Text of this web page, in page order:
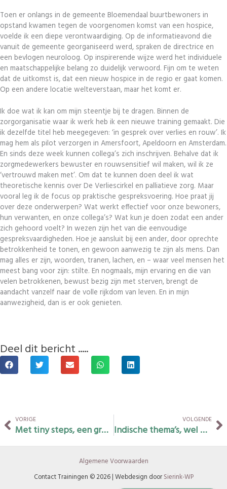
Toen er onlangs in de gemeente Bloemendaal buurtbewoners in
opstand kwamen tegen de voorgenomen komst van een hospice,
voelde ik een diepe verontwaardiging. Op de informatieavond die
vanuit de gemeente georganiseerd werd, spraken de directrice en
een bevlogen neuroloog. Op inspirerende wijze werd het individuele
en maatschappelijke belang zo duidelijk verwoord. Fijn om te weten
dat de uitkomst is, dat een nieuw hospice in de regio er gaat komen.
Op een andere locatie welteverstaan, maar het komt er.
Ik doe wat ik kan om mijn steentje bij te dragen. Binnen de
zorgorganisatie waar ik werk heb ik een nieuwe training gemaakt. Die
ik dezelfde titel heb meegegeven: ‘in gesprek over verlies en rouw’. Ik
mag hem als pilot verzorgen in Amersfoort, Apeldoorn en Amsterdam.
En sinds deze week kunnen collega’s zich inschrijven. Behalve dat ik
zorgmedewerkers bewuster en rouwsensitief wil maken, wil ik ze
‘vertrouwd maken met’. Om dat te kunnen doen deel ik wat
theoretische kennis over De Verliescirkel en palliatieve zorg. Maar
vooral leg ik de focus op praktische gespreksvoering. Hoe praat jij
over deze onderwerpen? Wat werkt effectief voor onze bewoners,
hun verwanten, en onze collega’s? Wat kun je doen zodat een ander
zich gehoord voelt? In wezen zijn het van die eenvoudige
gespreksvaardigheden. Hoe je aansluit bij een ander, door oprechte
betrokkenheid te tonen, en gewoon aanwezig te zijn als mens. Dan
mag alles er zijn, woorden, tranen, lachen, en – waar veel mensen het
meest bang voor zijn: stilte. En nogmaals, mijn ervaring en die van
velen betrokkenen, bewust bezig zijn met sterven, brengt de
aandacht vanzelf naar de volle rijkdom van leven. En in mijn
aanwezigheid, dan is er ook genieten.
Deel dit bericht .....
Vorige
VORIGE
Met tiny steps, een grotere impact
VOLGENDE
Indische thema’s, wel of niet van jezelf?
Algemene Voorwaarden
Contact Trainingen © 2026 | Webdesign door Sierink-WP